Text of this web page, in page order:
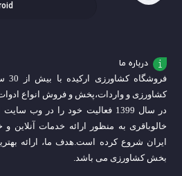
درباره ما
کشاورزی و واردات،پخش و فروش انواع ادوات
در سال 1399 فعالیت خود را در وب
خالوباقری به منظور ارائه خدمات آنلاین
ایران شروع کرده است.هدف ما، ارائه
بخش کشاورزی می باشد.